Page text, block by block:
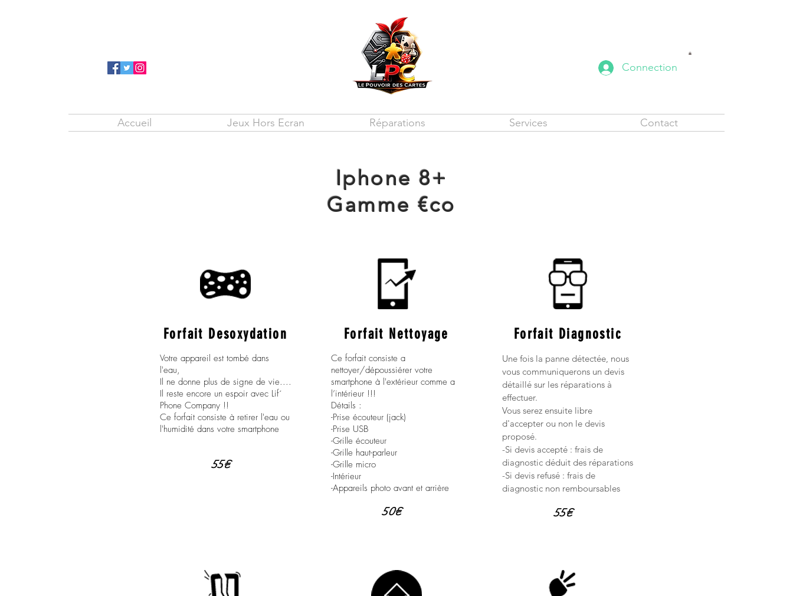
Connection
Accueil Jeux Hors Ecran Réparations Services Contact
Iphone 8+
Gamme €co
Forfait Desoxydation
Votre appareil est tombé dans
l'eau,
Il ne donne plus de signe de vie....
Il reste encore un espoir avec Lif´
Phone Company !!
Ce forfait consiste à retirer l'eau ou
l'humidité dans votre smartphone
55€
Forfait Nettoyage
Ce forfait consiste a
nettoyer/dépoussiérer votre
smartphone à l'extérieur comme a
l’intérieur !!!
Détails :
-Prise écouteur (jack)
-Prise USB
-Grille écouteur
-Grille haut-parleur
-Grille micro
-Intérieur
-Appareils photo avant et arrière
50€
Forfait Diagnostic
Une fois la panne détectée, nous
vous communiquerons un devis
détaillé sur les réparations à
effectuer.
Vous serez ensuite libre
d'accepter ou non le devis
proposé.
-Si devis accepté : frais de
diagnostic déduit des réparations
-Si devis refusé : frais de
diagnostic non remboursables
55€